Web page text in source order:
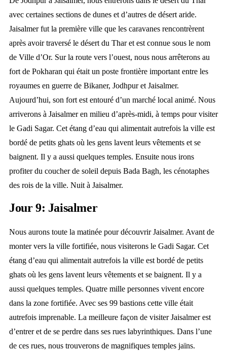
avec certaines sections de dunes et d’autres de désert aride.
Jaisalmer fut la première ville que les caravanes rencontrèrent
après avoir traversé le désert du Thar et est connue sous le nom
de Ville d’Or. Sur la route vers l’ouest, nous nous arrêterons au
fort de Pokharan qui était un poste frontière important entre les
royaumes en guerre de Bikaner, Jodhpur et Jaisalmer.
Aujourd’hui, son fort est entouré d’un marché local animé. Nous
arriverons à Jaisalmer en milieu d’après-midi, à temps pour visiter
le Gadi Sagar. Cet étang d’eau qui alimentait autrefois la ville est
bordé de petits ghats où les gens lavent leurs vêtements et se
baignent. Il y a aussi quelques temples. Ensuite nous irons
profiter du coucher de soleil depuis Bada Bagh, les cénotaphes
des rois de la ville. Nuit à Jaisalmer.
Jour 9: Jaisalmer
Nous aurons toute la matinée pour découvrir Jaisalmer. Avant de
monter vers la ville fortifiée, nous visiterons le Gadi Sagar. Cet
étang d’eau qui alimentait autrefois la ville est bordé de petits
ghats où les gens lavent leurs vêtements et se baignent. Il y a
aussi quelques temples. Quatre mille personnes vivent encore
dans la zone fortifiée. Avec ses 99 bastions cette ville était
autrefois imprenable. La meilleure façon de visiter Jaisalmer est
d’entrer et de se perdre dans ses rues labyrinthiques. Dans l’une
de ces rues, nous trouverons de magnifiques temples jaïns.